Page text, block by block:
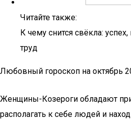
Читайте также:
К чему снится свёкла:
труд
Любовный гороскоп на октябрь
Женщины-Козероги обладают
располагать к себе людей и